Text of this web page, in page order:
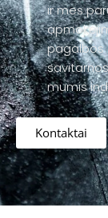
ir mes
pagalbos
mumis
Kontaktai